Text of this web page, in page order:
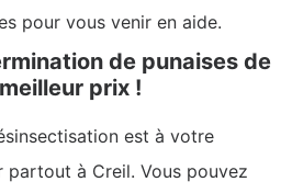
pour vous venir en aide.
de punaises de
prix !
est à votre
partout à Creil. Vous pouvez